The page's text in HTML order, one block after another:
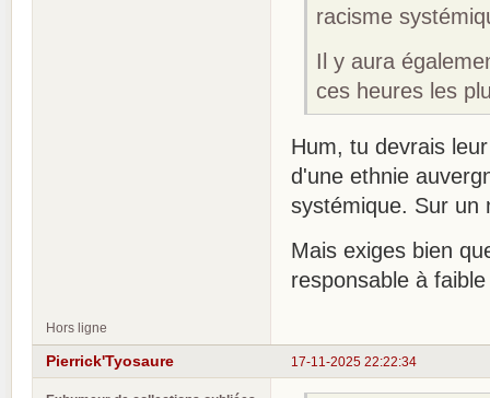
racisme
Il y aura
ces heures les
Hum, tu devrais
d'une ethnie
systémique. Sur
Mais exiges bien
responsable à
Hors ligne
17-11-2025 22:22:34
Pierrick'Tyosaure